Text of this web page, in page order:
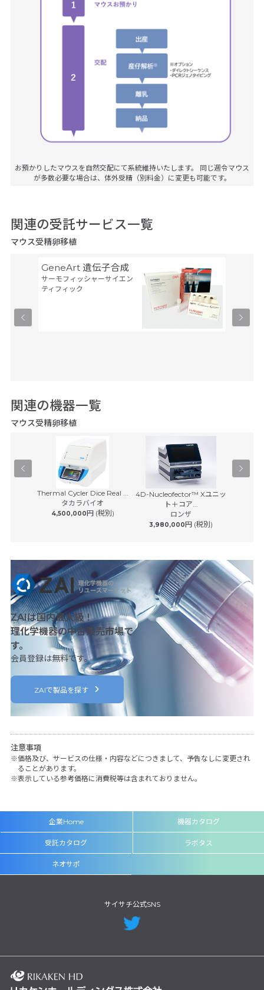
お預かりしたマウスを自然交配にて系統維持いたします。 同じ週令マウス
が多数必要な場合は、体外受精（別料金）に変更も可能です。
関連の受託サービス一覧
マウス受精卵移植
GeneArt 遺伝子合成
サーモフィッシャーサイエン
ティフィック
関連の機器一覧
マウス受精卵移植
Thermal Cycler Dice Real ...
タカラバイオ
4,500,000円 (税別)
4D-Nucleofector™ Xユニッ
ト＋コア...
ロンザ
3,980,000円 (税別)
ZAIは国内最大級！
理化学機器の中古販売市場で
す。
会員登録は無料です。
ZAIで製品を探す
注意事項
価格及び、サービスの仕様・内容などにつきまして、予告なしに変更され
ることがあります。
表示している参考価格に消費税等は含まれておりません。
企業Home 機器カタログ
受託カタログ ラボタス
ネオサポ
サイサチ公式SNS